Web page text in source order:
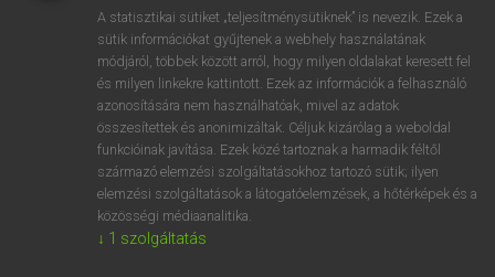
Díjmentes angol szótár arrow_forward_ios
akció
tett
cselekvés
cselekmény
cselekedet
A statisztikai sütiket „teljesítménysütiknek” is nevezik. Ezek a
sütik információkat gyűjtenek a webhely használatának
módjáról, többek között arról, hogy milyen oldalakat keresett fel
és milyen linkekre kattintott. Ezek az információk a felhasználó
azonosítására nem használhatóak, mivel az adatok
összesítettek és anonimizáltak. Céljuk kizárólag a weboldal
funkcióinak javítása. Ezek közé tartoznak a harmadik féltől
származó elemzési szolgáltatásokhoz tartozó sütik; ilyen
elemzési szolgáltatások a látogatóelemzések, a hőtérképek és a
közösségi médiaanalitika.
↓ 1 szolgáltatás
n m , . - AltGr